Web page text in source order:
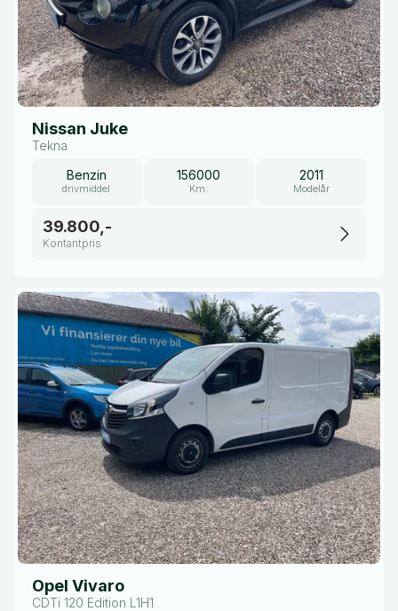
Nissan Juke
Tekna
Benzin
drivmiddel
156000
Km.
2011
Modelår
39.800,-
Kontantpris
Opel Vivaro
CDTi 120 Edition L1H1